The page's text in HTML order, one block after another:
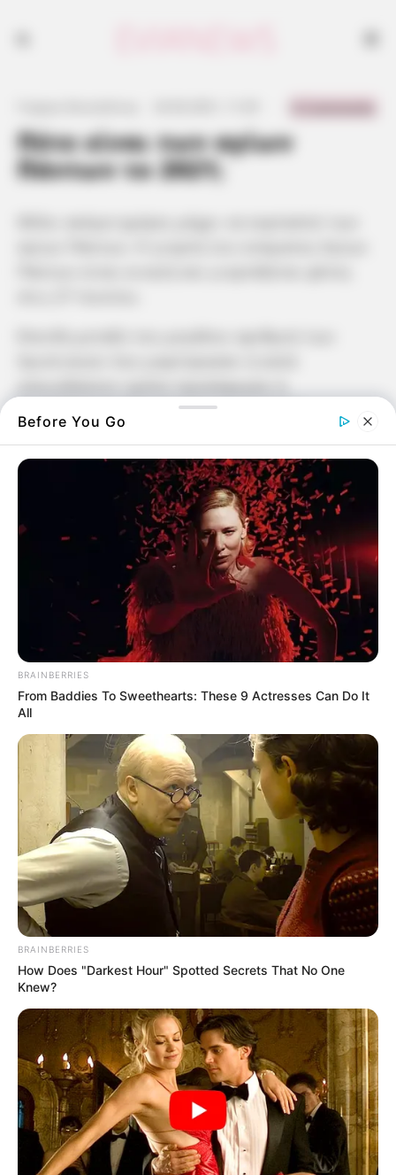
Πότε είναι των αγίων
Πάντων το 2021;
οποιοδήποτε τρόπο προσέφεραν ή
εργάσθηκαν υπέρ του Χριστιανισμού
παρέμειναν άγνωστα, όρισαν τόσο η
Ορθόδοξη Ανατολική Εκκλησία όσο και η
Δυτική συγκεκριμένη ημέρα που να τιμώνται
όλοι ανεξαιρέτως οι άγιοι, οι Άγιοι Πάντες.
Περισσότερα νέα από την Εύβοια
Κάθε πότε κληρώνει το τζόκερ, ποιες οι μέρες;
Μερομήνια 2026 – 2027: Τι καιρό θα κάνει;
Πανεπιστήμια 2026 – Ημερομηνίες για
πρωτοετείς
Ακολουθήστε το evianews.com στοGoogle
News
ΤΑ ΠΙΟ ΔΗΜΟΦΙΛΗ
Before You Go
BRAINBERRIES
From Baddies To Sweethearts: These 9 Actresses Can Do It
All
BRAINBERRIES
How Does "Darkest Hour" Spotted Secrets That No One
Knew?